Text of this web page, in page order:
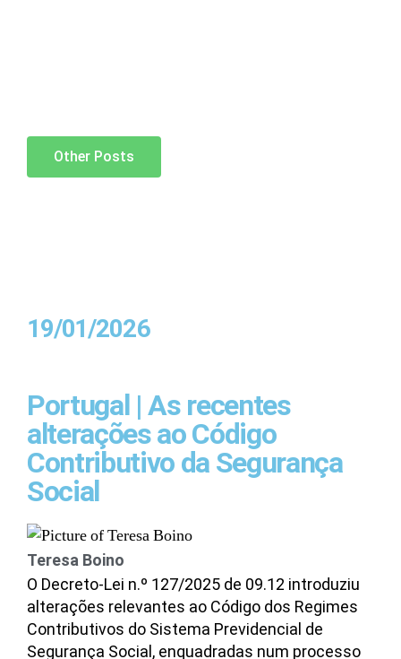
Other Posts
19/01/2026
Portugal | As recentes
alterações ao Código
Contributivo da Segurança
Social
Teresa Boino
O Decreto-Lei n.º 127/2025 de 09.12 introduziu
alterações relevantes ao Código dos Regimes
Contributivos do Sistema Previdencial de
Segurança Social, enquadradas num processo